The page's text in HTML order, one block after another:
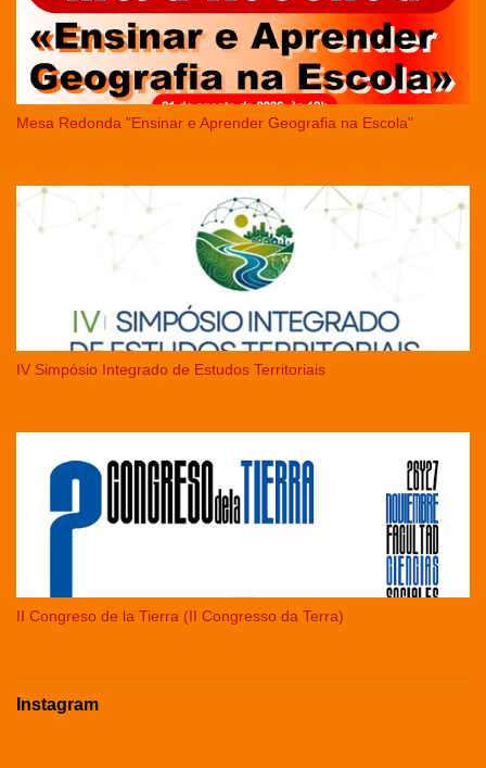
Mesa Redonda "Ensinar e Aprender Geografia na Escola"
IV Simpósio Integrado de Estudos Territoriais
II Congreso de la Tierra (II Congresso da Terra)
Instagram